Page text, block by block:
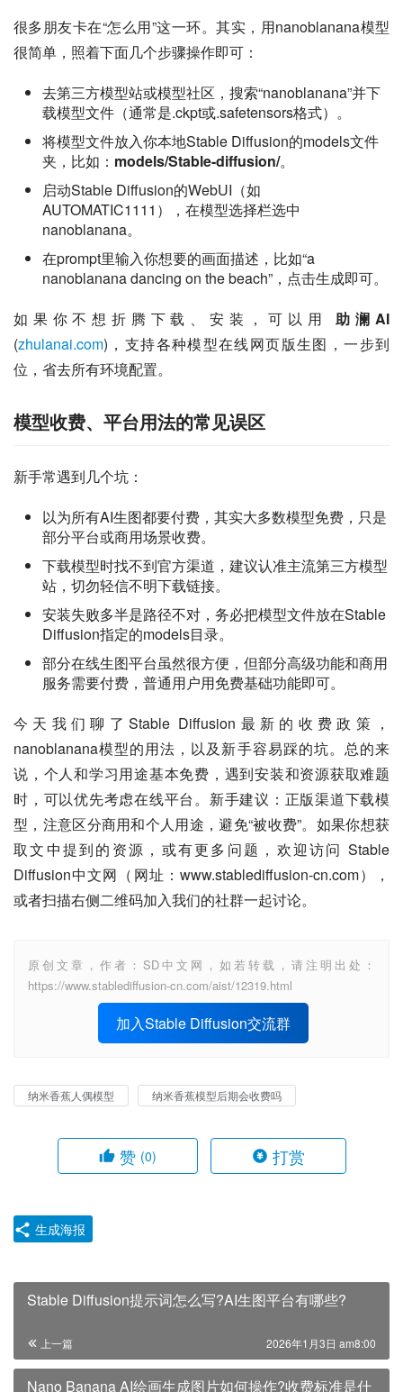
很多朋友卡在“怎么用”这一环。其实，用nanoblanana模型
很简单，照着下面几个步骤操作即可：
去第三方模型站或模型社区，搜索“nanoblanana”并下
载模型文件（通常是.ckpt或.safetensors格式）。
将模型文件放入你本地Stable Diffusion的models文件
夹，比如： models/Stable-diffusion/。
启动Stable Diffusion的WebUI（如
AUTOMATIC1111），在模型选择栏选中
nanoblanana。
在prompt里输入你想要的画面描述，比如“a
nanoblanana dancing on the beach”，点击生成即可。
如果你不想折腾下载、安装，可以用 助澜AI
(zhulanai.com)，支持各种模型在线网页版生图，一步到
位，省去所有环境配置。
模型收费、平台用法的常见误区
新手常遇到几个坑：
以为所有AI生图都要付费，其实大多数模型免费，只是
部分平台或商用场景收费。
下载模型时找不到官方渠道，建议认准主流第三方模型
站，切勿轻信不明下载链接。
安装失败多半是路径不对，务必把模型文件放在Stable
Diffusion指定的models目录。
部分在线生图平台虽然很方便，但部分高级功能和商用
服务需要付费，普通用户用免费基础功能即可。
今天我们聊了Stable Diffusion最新的收费政策，
nanoblanana模型的用法，以及新手容易踩的坑。总的来
说，个人和学习用途基本免费，遇到安装和资源获取难题
时，可以优先考虑在线平台。新手建议：正版渠道下载模
型，注意区分商用和个人用途，避免“被收费”。如果你想获
取文中提到的资源，或有更多问题，欢迎访问 Stable
Diffusion中文网（网址：www.stablediffusion-cn.com），
或者扫描右侧二维码加入我们的社群一起讨论。
原创文章，作者：SD中文网，如若转载，请注明出处：
https://www.stablediffusion-cn.com/aist/12319.html
加入Stable Diffusion交流群
纳米香蕉人偶模型 纳米香蕉模型后期会收费吗
赞 (0) 打赏
生成海报
Stable Diffusion提示词怎么写?AI生图平台有哪些?
上一篇 2026年1月3日 am8:00
Nano Banana AI绘画生成图片如何操作?收费标准是什